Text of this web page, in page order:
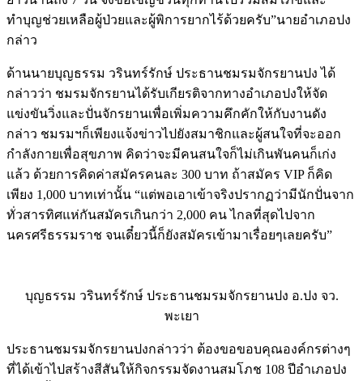
ทำบุญช่วยเหลือผู้ป่วยและผู้พิการยากไร้ด้วยครับ”นายอำเภอปง
กล่าว
ด้านนายบุญธรรม วรินทร์รักษ์ ประธานชมรมจักรยานปง ได้
กล่าวว่า ชมรมจักรยานได้รับเกียรติจากทางอำเภอปงให้จัด
แข่งขันวิ่งและปั่นจักรยานเพื่อเพิ่มความคึกคักให้กับงานดัง
กล่าว ชมรมฯก็เพียงแจ้งข่าวไปยังสมาชิกและผู้สนใจที่จะออก
กำลังกายเพื่อสุขภาพ คิดว่าจะมีคนสนใจก็ไม่เกินพันคนก็เก่ง
แล้ว ด้วยการคิดค่าสมัครคนละ 300 บาท ถ้าสมัคร VIP ก็คิด
เพียง 1,000 บาทเท่านั้น “แต่พอเอาเข้าจริงปรากฏว่ามีนักปั่นจาก
ทั่วสารทิศแห่กันสมัครเกินกว่า 2,000 คน ไกลที่สุดไปจาก
นครศรีธรรมราช จนเดี๋ยวนี้ก็ยังสมัครเข้ามาเรื่อยๆเลยครับ”
บุญธรรม วรินทร์รักษ์ ประธานชมรมจักรยานปง อ.ปง จว.
พะเยา
ประธานชมรมจักรยานปงกล่าวว่า ต้องขอขอบคุณองค์กรต่างๆ
ที่ได้เข้าไปสร้างสีสันให้กิจกรรมจัดงานสมโภช 108 ปีอำเภอปง